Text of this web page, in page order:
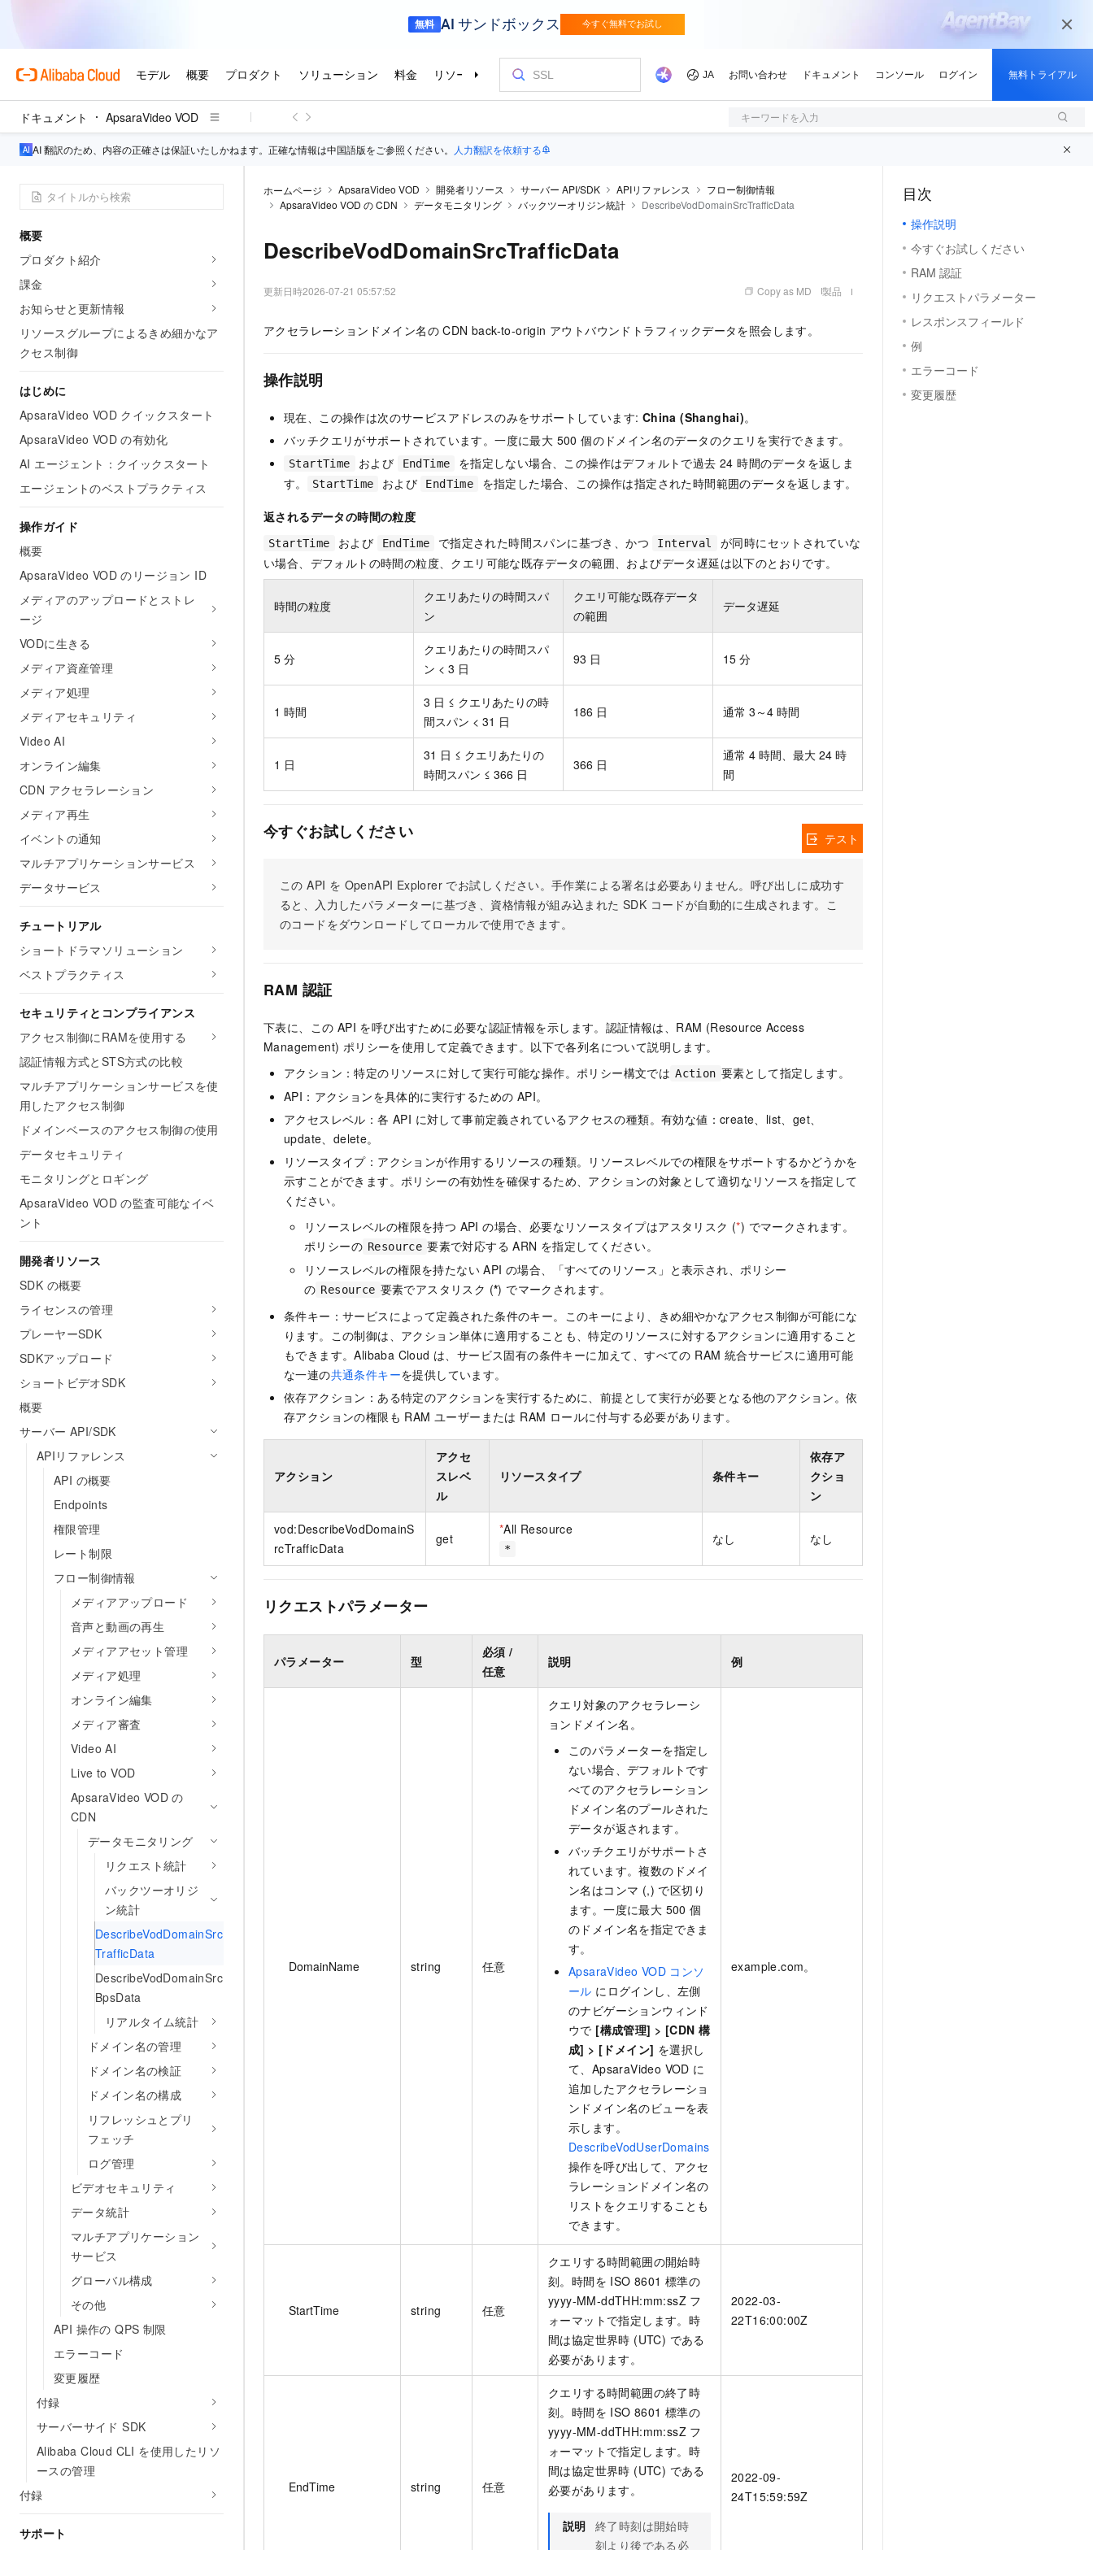
ドキュメント ApsaraVideo VOD キーワードを入力
AI 翻訳のため、内容の正確さは保証いたしかねます。正確な情報は中国語版をご参照ください。 人力翻訳を依頼する
概要
プロダクト紹介
課金
お知らせと更新情報
リソースグループによるきめ細かなア
クセス制御
はじめに
ApsaraVideo VOD クイックスタート
ApsaraVideo VOD の有効化
AI エージェント：クイックスタート
エージェントのベストプラクティス
操作ガイド
概要
ApsaraVideo VOD のリージョン ID
メディアのアップロードとストレ
ージ
VODに生きる
メディア資産管理
メディア処理
メディアセキュリティ
Video AI
オンライン編集
CDN アクセラレーション
メディア再生
イベントの通知
マルチアプリケーションサービス
データサービス
チュートリアル
ショートドラマソリューション
ベストプラクティス
セキュリティとコンプライアンス
アクセス制御にRAMを使用する
認証情報方式とSTS方式の比較
マルチアプリケーションサービスを使
用したアクセス制御
ドメインベースのアクセス制御の使用
データセキュリティ
モニタリングとロギング
ApsaraVideo VOD の監査可能なイベ
ント
開発者リソース
SDK の概要
ライセンスの管理
プレーヤーSDK
SDKアップロード
ショートビデオSDK
概要
サーバー API/SDK
APIリファレンス
API の概要
Endpoints
権限管理
レート制限
フロー制御情報
メディアアップロード
音声と動画の再生
メディアアセット管理
メディア処理
オンライン編集
メディア審査
Video AI
Live to VOD
ApsaraVideo VOD の
CDN
データモニタリング
リクエスト統計
バックツーオリジ
ン統計
DescribeVodDomainSrc
TrafficData
DescribeVodDomainSrc
BpsData
リアルタイム統計
ドメイン名の管理
ドメイン名の検証
ドメイン名の構成
リフレッシュとプリ
フェッチ
ログ管理
ビデオセキュリティ
データ統計
マルチアプリケーション
サービス
グローバル構成
その他
API 操作の QPS 制限
エラーコード
変更履歴
付録
サーバーサイド SDK
Alibaba Cloud CLI を使用したリソ
ースの管理
付録
サポート
ホームページ ApsaraVideo VOD 開発者リソース サーバー API/SDK APIリファレンス
フロー制御情報
ApsaraVideo VOD の CDN
データモニタリング バックツーオリジン統計 DescribeVodDomainSrcTrafficData
DescribeVodDomainSrcTrafficData
更新日時2026-07-21 05:57:52 Copy as MD 製品
アクセラレーションドメイン名の CDN back-to-origin アウトバウンドトラフィックデータを照会します。
操作説明
現在、この操作は次のサービスアドレスのみをサポートしています: China (Shanghai)。
バッチクエリがサポートされています。一度に最大 500 個のドメイン名のデータのクエリを実行できます。
StartTime および EndTime
を指定しない場合、この操作はデフォルトで過去 24 時間のデータを返しま
す。
StartTime および EndTime を指定した場合、この操作は指定された時間範囲のデータを返します。
返されるデータの時間の粒度
StartTime および EndTime で指定された時間スパンに基づき、かつ Interval
が同時にセットされていな
い場合、デフォルトの時間の粒度、クエリ可能な既存データの範囲、およびデータ遅延は以下のとおりです。
時間の粒度
クエリあたりの時間スパ
ン
クエリ可能な既存データ
の範囲
データ遅延
5 分
クエリあたりの時間スパ
ン < 3 日
93 日 15 分
1 時間
3 日 ≤ クエリあたりの時
間スパン < 31 日
186 日 通常 3～4 時間
1 日
31 日 ≤ クエリあたりの
時間スパン ≤ 366 日
366 日
通常 4 時間、最大 24 時
間
今すぐお試しください
この API を OpenAPI Explorer でお試しください。手作業による署名は必要ありません。呼び出しに成功す
ると、入力したパラメーターに基づき、資格情報が組み込まれた SDK コードが自動的に生成されます。こ
のコードをダウンロードしてローカルで使用できます。
テスト
RAM 認証
下表に、この API を呼び出すために必要な認証情報を示します。認証情報は、RAM (Resource Access
Management) ポリシーを使用して定義できます。以下で各列名について説明します。
アクション：特定のリソースに対して実行可能な操作。ポリシー構文では Action 要素として指定します。
API：アクションを具体的に実行するための API。
アクセスレベル：各 API に対して事前定義されているアクセスの種類。有効な値：create、list、get、
update、delete。
リソースタイプ：アクションが作用するリソースの種類。リソースレベルでの権限をサポートするかどうかを
示すことができます。ポリシーの有効性を確保するため、アクションの対象として適切なリソースを指定して
ください。
リソースレベルの権限を持つ API の場合、必要なリソースタイプはアスタリスク (*) でマークされます。
ポリシーの Resource 要素で対応する ARN を指定してください。
リソースレベルの権限を持たない API の場合、「すべてのリソース」と表示され、ポリシー
の Resource 要素でアスタリスク (*) でマークされます。
条件キー：サービスによって定義された条件のキー。このキーにより、きめ細やかなアクセス制御が可能にな
ります。この制御は、アクション単体に適用することも、特定のリソースに対するアクションに適用すること
もできます。Alibaba Cloud は、サービス固有の条件キーに加えて、すべての RAM 統合サービスに適用可能
な一連の共通条件キーを提供しています。
依存アクション：ある特定のアクションを実行するために、前提として実行が必要となる他のアクション。依
存アクションの権限も RAM ユーザーまたは RAM ロールに付与する必要があります。
アクション
アクセ
スレベ
ル
リソースタイプ 条件キー
依存ア
クショ
ン
vod:DescribeVodDomainS
rcTrafficData
get
*All Resource
*
なし なし
リクエストパラメーター
パラメーター 型
必須 /
任意
説明 例
DomainName string 任意
クエリ対象のアクセラレーシ
ョンドメイン名。
このパラメーターを指定し
ない場合、デフォルトです
べてのアクセラレーション
ドメイン名のプールされた
データが返されます。
バッチクエリがサポートさ
れています。複数のドメイ
ン名はコンマ (,) で区切り
ます。一度に最大 500 個
のドメイン名を指定できま
す。
ApsaraVideo VOD コンソ
ール にログインし、左側
のナビゲーションウィンド
ウで [構成管理] > [CDN 構
成] > [ドメイン] を選択し
て、ApsaraVideo VOD に
追加したアクセラレーショ
ンドメイン名のビューを表
示します。
DescribeVodUserDomains
操作を呼び出して、アクセ
ラレーションドメイン名の
リストをクエリすることも
できます。
example.com。
StartTime string 任意
クエリする時間範囲の開始時
刻。時間を ISO 8601 標準の
yyyy-MM-ddTHH:mm:ssZ フ
ォーマットで指定します。時
間は協定世界時 (UTC) である
必要があります。
2022-03-
22T16:00:00Z
EndTime string 任意
クエリする時間範囲の終了時
刻。時間を ISO 8601 標準の
yyyy-MM-ddTHH:mm:ssZ フ
ォーマットで指定します。時
間は協定世界時 (UTC) である
必要があります。
説明 終了時刻は開始時
刻より後である必
2022-09-
24T15:59:59Z
目次
操作説明
今すぐお試しください
RAM 認証
リクエストパラメーター
レスポンスフィールド
例
エラーコード
変更履歴